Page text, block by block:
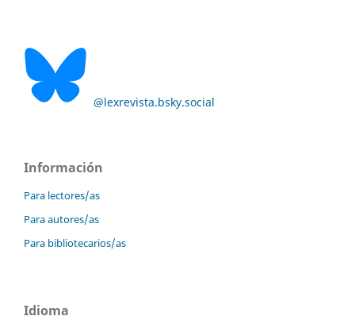
@lexrevista.bsky.social
Información
Para lectores/as
Para autores/as
Para bibliotecarios/as
Idioma